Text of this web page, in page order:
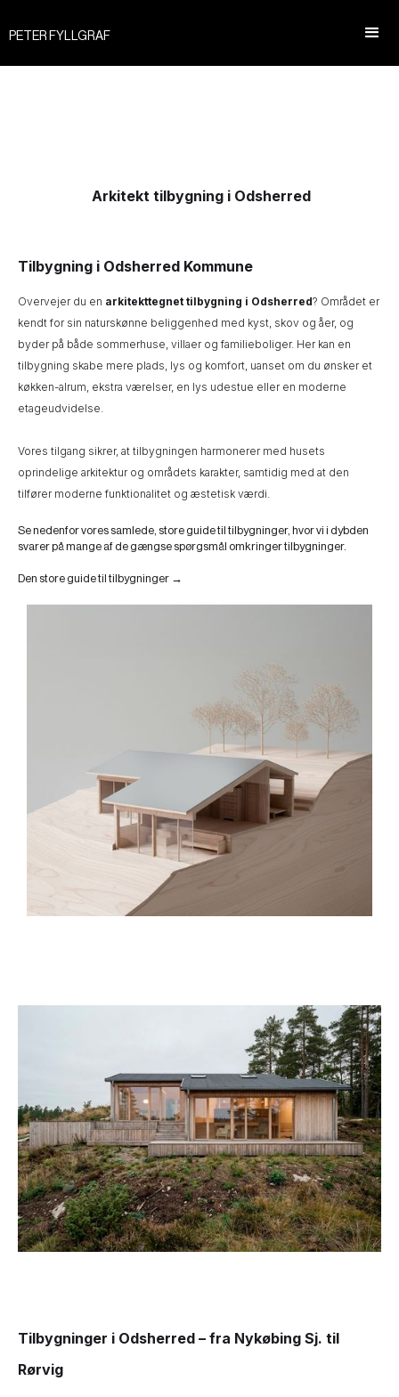
PETER FYLLGRAF
Arkitekt tilbygning i Odsherred
Tilbygning i Odsherred Kommune
Overvejer du en arkitekttegnet tilbygning i Odsherred? Området er
kendt for sin naturskønne beliggenhed med kyst, skov og åer, og
byder på både sommerhuse, villaer og familieboliger. Her kan en
tilbygning skabe mere plads, lys og komfort, uanset om du ønsker et
køkken-alrum, ekstra værelser, en lys udestue eller en moderne
etageudvidelse.
Vores tilgang sikrer, at tilbygningen harmonerer med husets
oprindelige arkitektur og områdets karakter, samtidig med at den
tilfører moderne funktionalitet og æstetisk værdi.
Se nedenfor vores samlede, store guide til tilbygninger, hvor vi i dybden
svarer på mange af de gængse spørgsmål omkringer tilbygninger.
Den store guide til tilbygninger →
Tilbygninger i Odsherred – fra Nykøbing Sj. til
Rørvig